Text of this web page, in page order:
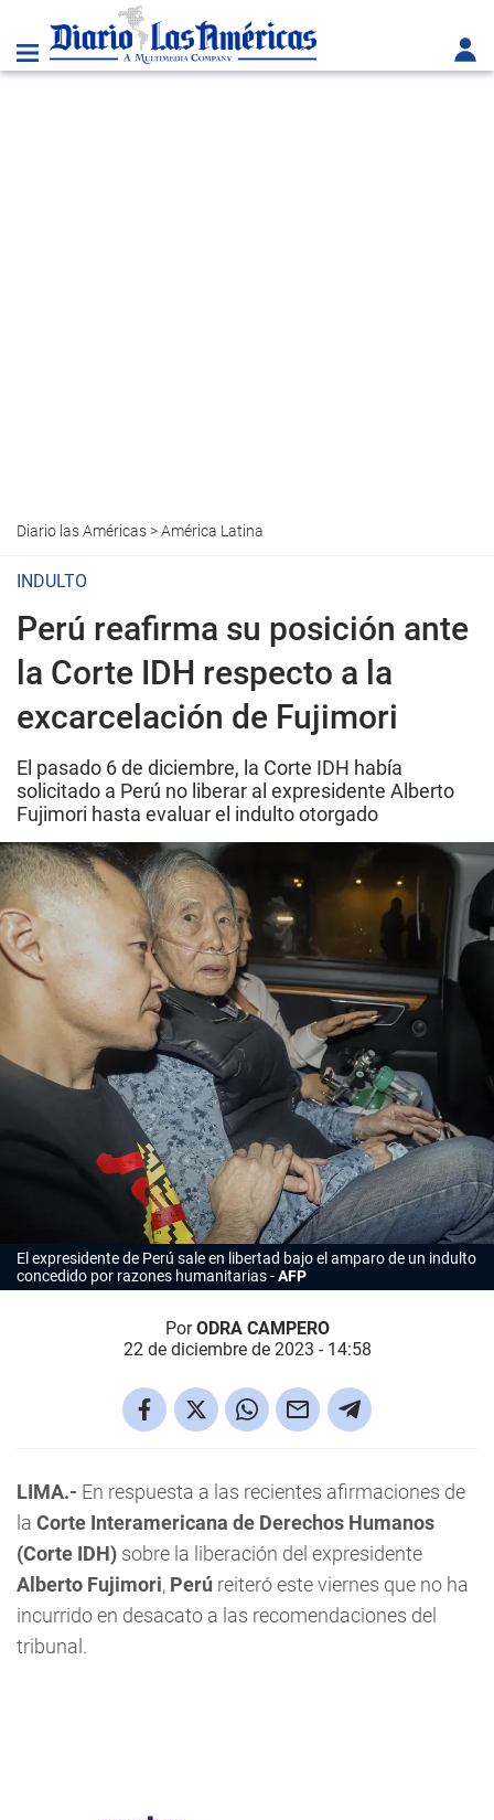
Diario las Américas>América Latina
INDULTO
Perú reafirma su posición ante
la Corte IDH respecto a la
excarcelación de Fujimori
El pasado 6 de diciembre, la Corte IDH había
solicitado a Perú no liberar al expresidente Alberto
Fujimori hasta evaluar el indulto otorgado
El expresidente de Perú sale en libertad bajo el amparo de un indulto
concedido por razones humanitarias
AFP
PorODRA CAMPERO
22 de diciembre de 2023 - 14:58
LIMA.- En respuesta a las recientes afirmaciones de
la Corte Interamericana de Derechos Humanos
(Corte IDH) sobre la liberación del expresidente
Alberto Fujimori, Perú reiteró este viernes que no ha
incurrido en desacato a las recomendaciones del
tribunal.